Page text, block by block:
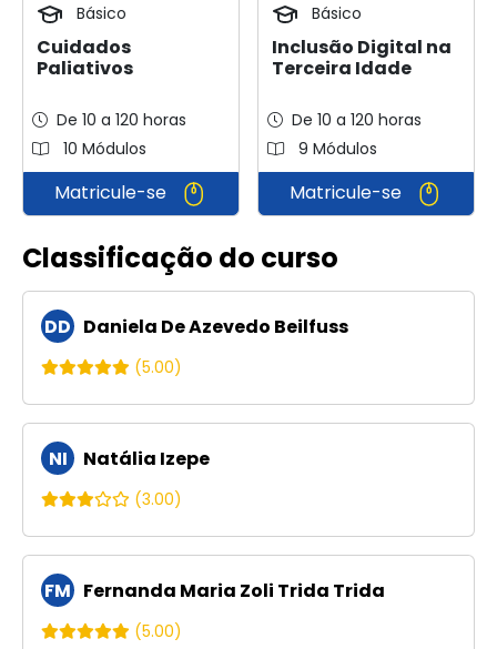
Básico
Cuidados
Paliativos
De 10 a 120 horas
10 Módulos
Matricule-se
Básico
Inclusão Digital na
Terceira Idade
De 10 a 120 horas
9 Módulos
Matricule-se
Classificação do curso
DD Daniela De Azevedo Beilfuss
(5.00)
NI Natália Izepe
(3.00)
FM Fernanda Maria Zoli Trida Trida
(5.00)